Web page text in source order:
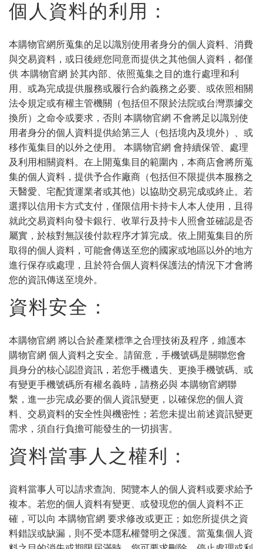
個人資料的利用：
本購物官網所蒐集的足以識別使用者身分的個人資料、消費
與交易資料，或日後經您同意而提供之其他個人資料，都僅
供 本購物官網 於其內部、依照蒐集之目的進行處理和利
用、或為完成提供服務或履行合約義務之必要、或依照相關
法令規定或有權主管機關（包括但不限於法院或台灣票據交
換所）之命令或要求，否則 本購物官網 不會將足以識別使
用者身分的個人資料提供給第三人（包括境內及境外）、或
移作蒐集目的以外之使用。 本購物官網 會持續保管、處理
及利用相關資料。在上開蒐集目的範圍內，本商店會將所蒐
集的個人資料，提供予合作廠商（包括但不限提供本服務之
天醫愛、宅配貨運業者或其他）以協助交易完成或終止。若
選擇以信用卡方式支付，僅限信用卡持卡人本人使用，且得
就此交易資料向發卡銀行、收單行及持卡人照會並確認是否
屬實，於核對無誤後付款程序才算完成。依上開蒐集目的所
取得的個人資料，可能會傳送至您的國家或地區以外的地方
進行保存或處理，且於符合個人資料保護法的情況下才會將
您的資訊傳送至境外。
資料安全：
本購物官網 將以合於產業標準之合理技術及程序，維護本
購物官網 個人資料之安全。請留意，手機號碼是關聯您會
員身分的核心認證資訊，若您手機遺失、更換手機號碼、或
有變更手機號碼所有權名義時，請務必與 本購物官網聯
繫，進一步完成必要的個人資訊變更，以確保您的個人資
料、交易資料的安全性與機密性；若您未提出前述資訊變更
需求，須自行負擔可能發生的一切損害。
資料當事人之權利：
資料當事人可以請求查詢、閱覽本人的個人資料或要求給予
複本。若您的個人資料有變更、或發現您的個人資料不正
確，可以向 本購物官網 要求修改或更正；如您所提供之資
料錯誤或缺漏，則不受本隱私權聲明之保護。當蒐集個人資